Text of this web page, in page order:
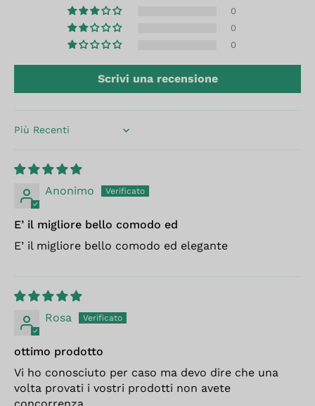
0
0
0
Scrivi una recensione
Sort by
Anonimo
E’ il migliore bello comodo ed
E’ il migliore bello comodo ed elegante
Rosa
ottimo prodotto
Vi ho conosciuto per caso ma devo dire che una
volta provati i vostri prodotti non avete